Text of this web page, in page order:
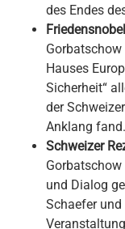
des Endes
Gorbatschow
Hauses
Sicherheit“
der
Anklang fand.
Schweizer
und Dialog
Schaefer und